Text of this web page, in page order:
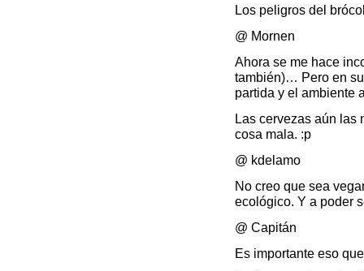
Los peligros del
@ Mornen
Ahora se me hace
también)… Pero en
partida y el ambiente
Las cervezas aún las
cosa mala. :p
@ kdelamo
No creo que sea
ecológico. Y a poder
@ Capitán
Es importante eso